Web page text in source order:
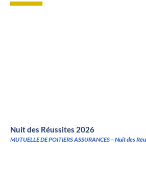
Nuit des Réussites 2026
MUTUELLE DE POITIERS ASSURANCES – Nuit des